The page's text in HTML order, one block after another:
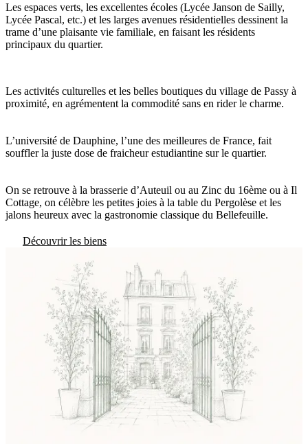
Les espaces verts, les excellentes écoles (Lycée Janson de Sailly,
Lycée Pascal, etc.) et les larges avenues résidentielles dessinent la
trame d’une plaisante vie familiale, en faisant les résidents
principaux du quartier.
Les activités culturelles et les belles boutiques du village de Passy à
proximité, en agrémentent la commodité sans en rider le charme.
L’université de Dauphine, l’une des meilleures de France, fait
souffler la juste dose de fraicheur estudiantine sur le quartier.
On se retrouve à la brasserie d’Auteuil ou au Zinc du 16ème ou à Il
Cottage, on célèbre les petites joies à la table du Pergolèse et les
jalons heureux avec la gastronomie classique du Bellefeuille.
Découvrir les biens